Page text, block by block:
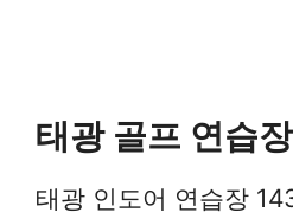
태광 골프 연습장
태광 인도어 연습장